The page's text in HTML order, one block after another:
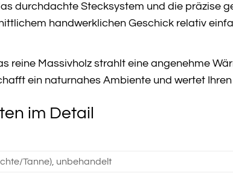
durchdachte Stecksystem und die präzise
handwerklichen Geschick relativ
reine Massivholz strahlt eine angenehme
ein naturnahes Ambiente und wertet
im Detail
Tanne), unbehandelt